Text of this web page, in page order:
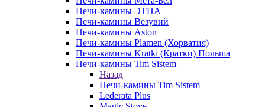
Печи-камины ЭТНА
Печи-камины Везувий
Печи-камины Aston
Печи-камины Plamen (Хорватия)
Печи-камины Kratki (Кратки) Польша
Печи-камины Tim Sistem
Назад
Печи-камины Tim Sistem
Lederata Plus